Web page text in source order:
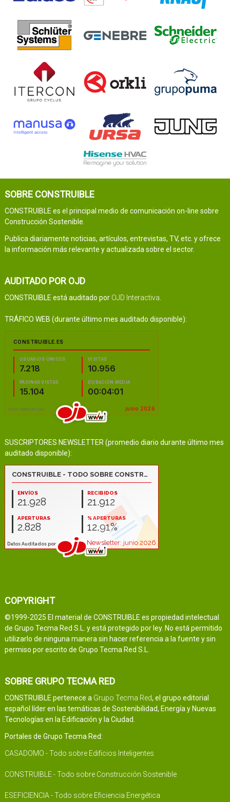
SOBRE CONSTRUIBLE
CONSTRUIBLE es el principal medio de comunicación on-line sobre
Construcción Sostenible.
Publica diariamente noticias, artículos, entrevistas, TV, etc. y ofrece
la información más relevante y actualizada sobre el sector.
AUDITADO POR OJD
CONSTRUIBLE está auditado por OJD Interactiva.
TRÁFICO WEB (durante último mes auditado disponible):
SUSCRIPTORES NEWSLETTER (promedio diario durante último mes
auditado disponible):
COPYRIGHT
©1999-2025 El material de CONSTRUIBLE es propiedad intelectual
de Grupo Tecma Red S.L. y está protegido por ley. No está permitido
utilizarlo de ninguna manera sin hacer referencia a la fuente y sin
permiso por escrito de Grupo Tecma Red S.L.
SOBRE GRUPO TECMA RED
CONSTRUIBLE pertenece a Grupo Tecma Red, el grupo editorial
español líder en las temáticas de Sostenibilidad, Energía y Nuevas
Tecnologías en la Edificación y la Ciudad.
Portales de Grupo Tecma Red:
CASADOMO - Todo sobre Edificios Inteligentes
CONSTRUIBLE - Todo sobre Construcción Sostenible
ESEFICIENCIA - Todo sobre Eficiencia Energética